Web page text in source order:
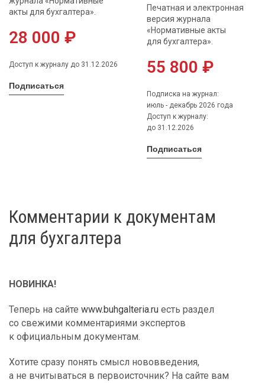
акты для бухгалтера».
28 000 ₽
Доступ к журналу до 31.12.2026
Подписаться
Печатная и электронная
версия журнала
«Нормативные акты
для бухгалтера».
55 800 ₽
Подписка на журнал:
июль - декабрь 2026 года
Доступ к журналу:
до 31.12.2026
Подписаться
Комментарии к документам
для бухгалтера
НОВИНКА!
Теперь на сайте www.buhgalteria.ru есть раздел
со свежими комментариями экспертов
к официальным документам.
Хотите сразу понять смысл нововведения,
а не вчитываться в первоисточник? На сайте вам